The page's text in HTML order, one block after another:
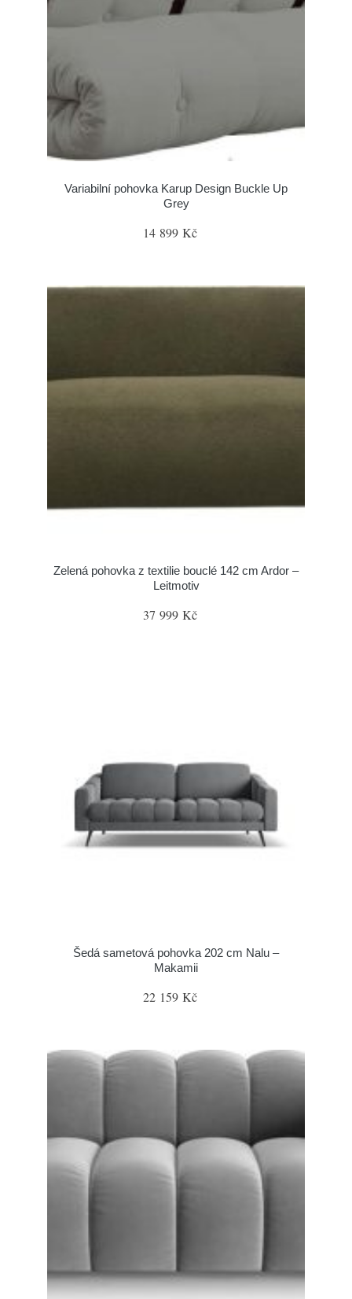
Variabilní pohovka Karup Design Buckle Up
Grey
14 899 Kč
Zelená pohovka z textilie bouclé 142 cm Ardor –
Leitmotiv
37 999 Kč
Šedá sametová pohovka 202 cm Nalu –
Makamii
22 159 Kč